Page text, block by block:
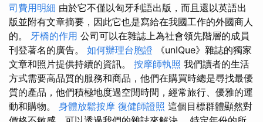
司費用明細 由於它不僅以匈牙利語出版，而且還以英語出
版並附有文章摘要，因此它也是寫給在我國工作的外國商人
的。 牙橋的作用 公司可以在雜誌上為社會領先階層的成員
刊登著名的廣告。 如何辦理台胞證 《unIQue》雜誌的獨家
文章和照片提供持續的資訊。 按摩師執照 我們讀者的生活
方式需要高品質的服務和商品，他們在購買時總是尋找最優
質的產品，他們積極地度過空閒時間，經常旅行、優雅的運
動和購物。 身體放鬆按摩 復健師證照 這個目標群體顯然對